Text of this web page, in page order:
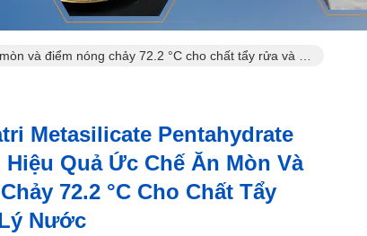
và điểm nóng chảy 72.2 °C cho chất tẩy rửa và xử
Metasilicate Pentahydrate
Quả Ức Chế Ăn Mòn Và
72.2 °C Cho Chất Tẩy
Nước